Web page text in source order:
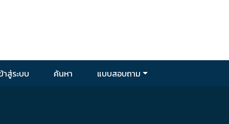
าสู่ระบบ ค้นหา แบบสอบถาม